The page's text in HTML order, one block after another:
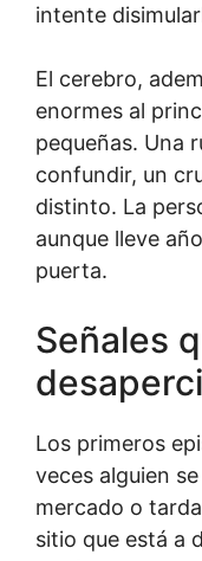
intente
El cerebro,
enormes al
pequeñas. Una
confundir, un
distinto. La
aunque lleve
puerta.
Señales
Los primeros
veces alguien
mercado o
sitio que está a